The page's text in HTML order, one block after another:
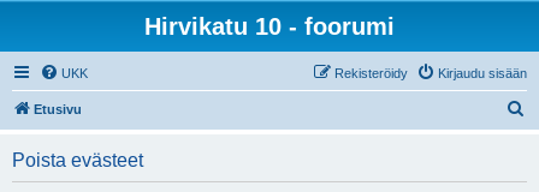
Hirvikatu 10 - foorumi
UKK Kirjaudu sisään
Rekisteröidy
Etusivu
Poista evästeet